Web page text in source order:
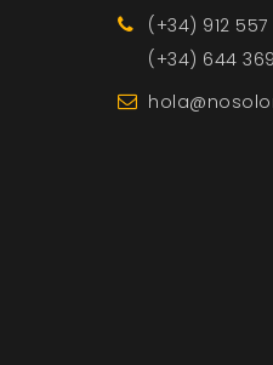
(+34) 912 557
(+34) 644